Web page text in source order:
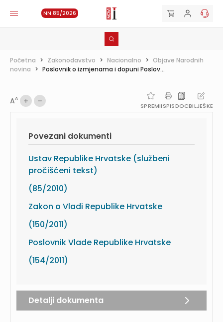
NN 85/2026
Početna > Zakonodavstvo > Nacionalno > Objave Narodnih
novina > Poslovnik o izmjenama i dopuni Poslov...
AA
SPREMIISPISDOCBILJEŠKE
Povezani dokumenti
Ustav Republike Hrvatske (službeni
pročišćeni tekst)
(85/2010)
Zakon o Vladi Republike Hrvatske
(150/2011)
Poslovnik Vlade Republike Hrvatske
(154/2011)
Detalji dokumenta